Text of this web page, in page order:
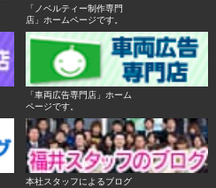
「ノベルティー制作専門
店」ホームページです。
「車両広告専門店」ホーム
ページです。
本社スタッフによるブログ